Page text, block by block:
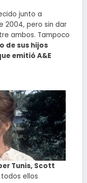
junto a
2004, pero sin dar
ambos. Tampoco
de sus hijos
emitió A&E
Tunis, Scott
ellos